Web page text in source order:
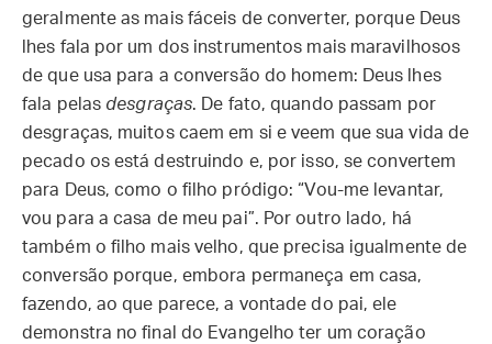
geralmente as mais fáceis de converter, porque Deus
lhes fala por um dos instrumentos mais maravilhosos
de que usa para a conversão do homem: Deus lhes
fala pelas desgraças. De fato, quando passam por
desgraças, muitos caem em si e veem que sua vida de
pecado os está destruindo e, por isso, se convertem
para Deus, como o filho pródigo: “Vou-me levantar,
vou para a casa de meu pai”. Por outro lado, há
também o filho mais velho, que precisa igualmente de
conversão porque, embora permaneça em casa,
fazendo, ao que parece, a vontade do pai, ele
demonstra no final do Evangelho ter um coração